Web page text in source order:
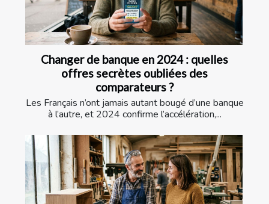
Changer de banque en 2024 : quelles
offres secrètes oubliées des
comparateurs ?
Les Français n’ont jamais autant bougé d’une banque
à l’autre, et 2024 confirme l’accélération,...